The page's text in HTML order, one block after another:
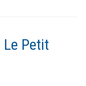
Le Petit